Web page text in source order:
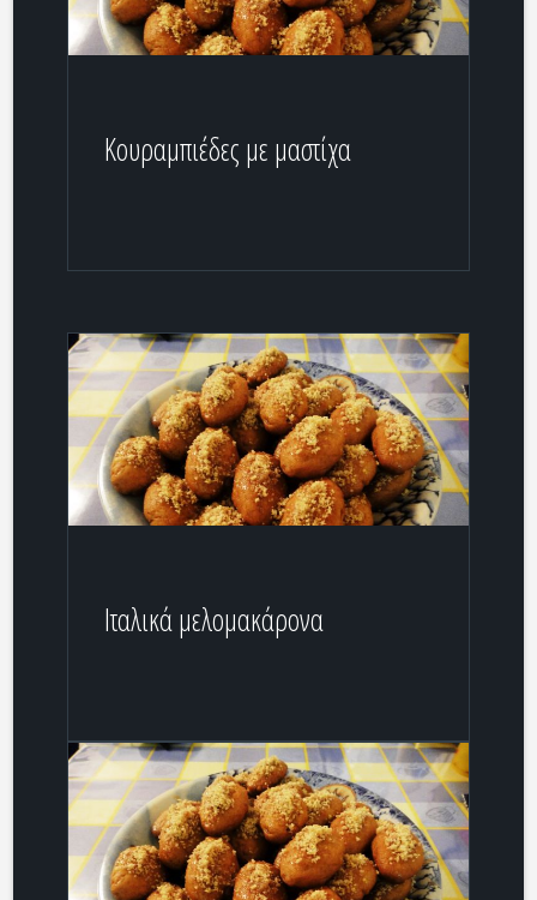
Κουραμπιέδες με μαστίχα
Ιταλικά μελομακάρονα